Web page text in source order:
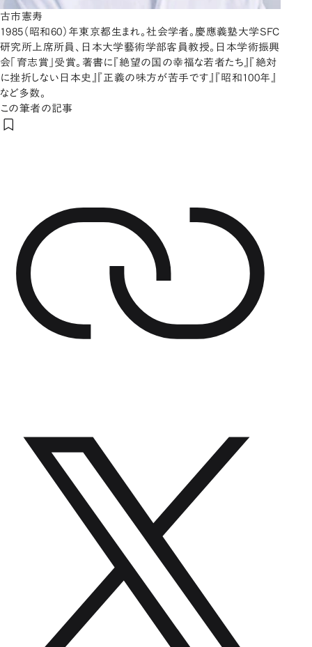
古市憲寿
1985（昭和60）年東京都生まれ。社会学者。慶應義塾大学SFC
研究所上席所員、日本大学藝術学部客員教授。日本学術振興
会「育志賞」受賞。著書に『絶望の国の幸福な若者たち』『絶対
に挫折しない日本史』『正義の味方が苦手です』『昭和100年』
など多数。
この筆者の記事